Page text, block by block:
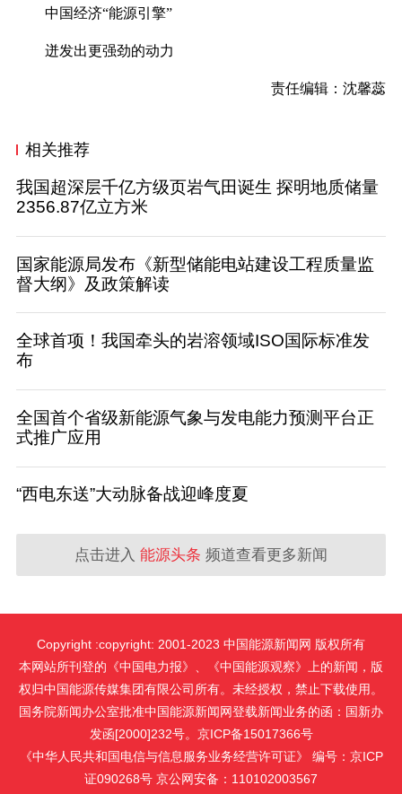
中国经济“能源引擎”
迸发出更强劲的动力
责任编辑：沈馨蕊
相关推荐
我国超深层千亿方级页岩气田诞生 探明地质储量
2356.87亿立方米
国家能源局发布《新型储能电站建设工程质量监
督大纲》及政策解读
全球首项！我国牵头的岩溶领域ISO国际标准发
布
全国首个省级新能源气象与发电能力预测平台正
式推广应用
“西电东送”大动脉备战迎峰度夏
点击进入 能源头条 频道查看更多新闻
Copyright :copyright: 2001-2023 中国能源新闻网 版权所有
本网站所刊登的《中国电力报》、《中国能源观察》上的新闻，版
权归中国能源传媒集团有限公司所有。未经授权，禁止下载使用。
国务院新闻办公室批准中国能源新闻网登载新闻业务的函：国新办
发函[2000]232号。京ICP备15017366号
《中华人民共和国电信与信息服务业务经营许可证》 编号：京ICP
证090268号 京公网安备：110102003567